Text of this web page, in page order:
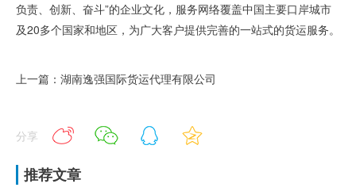
负责、创新、奋斗”的企业文化，服务网络覆盖中国主要口岸城市
及20多个国家和地区，为广大客户提供完善的一站式的货运服务。
上一篇：湖南逸强国际货运代理有限公司
分享
推荐文章